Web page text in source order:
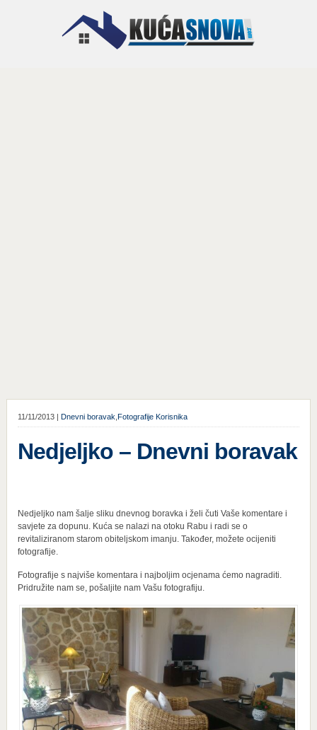
11/11/2013 | Dnevni boravak Fotografije Korisnika
Nedjeljko – Dnevni boravak
Nedjeljko nam šalje sliku dnevnog boravka i želi čuti Vaše komentare i
savjete za dopunu. Kuća se nalazi na otoku Rabu i radi se o
revitaliziranom starom obiteljskom imanju. Također, možete ocijeniti
fotografije.
Fotografije s najviše komentara i najboljim ocjenama ćemo nagraditi.
Pridružite nam se, pošaljite nam Vašu fotografiju.